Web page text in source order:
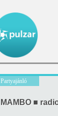
Partyajánló
MAMBO ■